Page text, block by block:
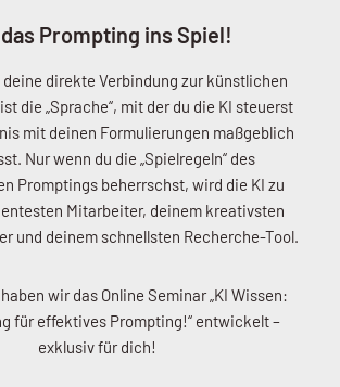
Prompting ins Spiel!
direkte Verbindung zur künstlichen
die „Sprache“, mit der du die KI steuerst
mit deinen Formulierungen maßgeblich
Nur wenn du die „Spielregeln“ des
Promptings beherrschst, wird die KI zu
Mitarbeiter, deinem kreativsten
und deinem schnellsten Recherche-Tool.
wir das Online Seminar „KI Wissen:
für effektives Prompting!“ entwickelt –
exklusiv für dich!